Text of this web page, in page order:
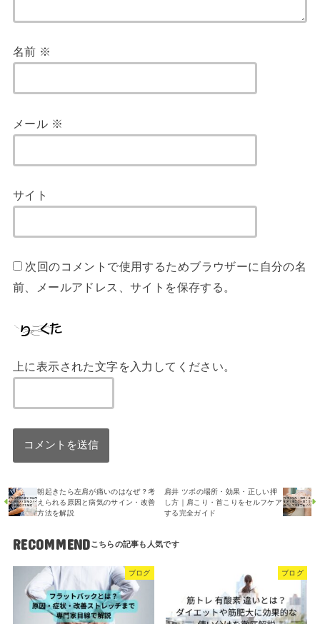
名前 ※
メール ※
サイト
次回のコメントで使用するためブラウザーに自分の名
前、メールアドレス、サイトを保存する。
上に表示された文字を入力してください。
朝起きたら左肩が痛いのはなぜ？考
えられる原因と病気のサイン・改善
方法を解説
肩井 ツボの場所・効果・正しい押
し方｜肩こり・首こりをセルフケア
する完全ガイド
RECOMMEND
ブログ ブログ